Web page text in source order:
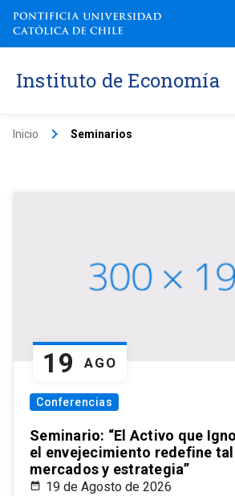
Instituto de Economía
Inicio keyboard_arrow_right Seminarios
19 AGO
Conferencias
Seminario: “El Activo que
el envejecimiento redefine
mercados y estrategia”
19 de Agosto de 2026